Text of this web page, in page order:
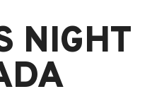
NIGHT